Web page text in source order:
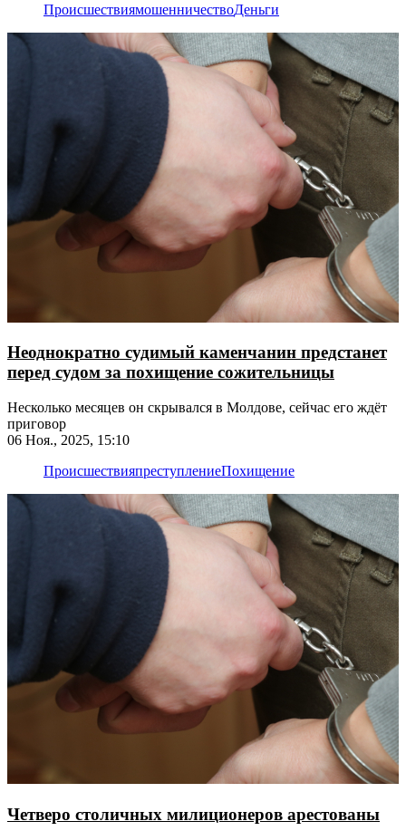
ПроисшествиямошенничествоДеньги
Неоднократно судимый каменчанин предстанет
перед судом за похищение сожительницы
Несколько месяцев он скрывался в Молдове, сейчас его ждёт
приговор
06 Ноя., 2025, 15:10
ПроисшествияпреступлениеПохищение
Четверо столичных милиционеров арестованы